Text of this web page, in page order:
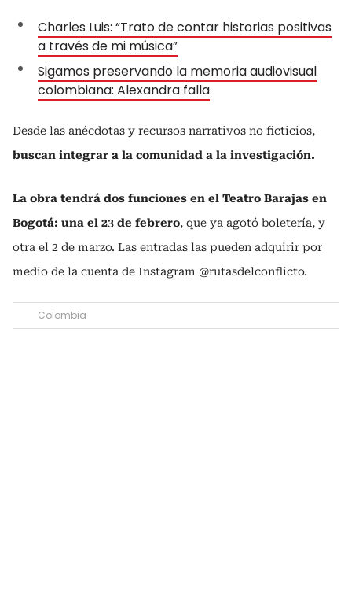
Charles Luis: “Trato de contar historias positivas
a través de mi música”
Sigamos preservando la memoria audiovisual
colombiana: Alexandra falla
Desde las anécdotas y recursos narrativos no ficticios,
buscan integrar a la comunidad a la investigación.
La obra tendrá dos funciones en el Teatro Barajas en
Bogotá: una el 23 de febrero, que ya agotó boletería, y
otra el 2 de marzo. Las entradas las pueden adquirir por
medio de la cuenta de Instagram @rutasdelconflicto.
Colombia